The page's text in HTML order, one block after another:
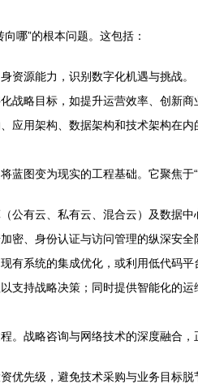
哪”的根本问题。这包括：
资源能力，识别数字化机遇与挑战。
战略目标，如提升运营效率、创新商
应用架构、数据架构和技术架构在内
图变为现实的工程基础。它聚焦于“
公有云、私有云、混合云）及数据
密、身份认证与访问管理的纵深安
有系统的集成优化，或利用低代码平
支持战略决策；同时提供智能化的运
。战略咨询与网络技术的深度融合，
优先级，避免技术采购与业务目标脱